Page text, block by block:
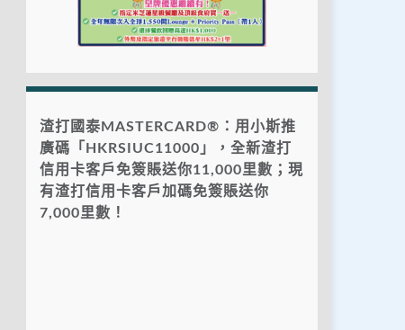
渣打國泰MASTERCARD®：用小斯推
廣碼「HKRSIUC11000」，全新渣打
信用卡客戶免簽賬送你11,000里數；現
有渣打信用卡客戶加碼免簽賬送你
7,000里數！